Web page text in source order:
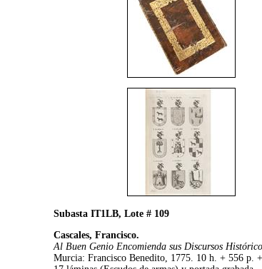
Subasta IT1LB, Lote # 109
Cascales, Francisco.
Al Buen Genio Encomienda sus Discursos
Murcia: Francisco Benedito, 1775. 10 h. + 556 p.